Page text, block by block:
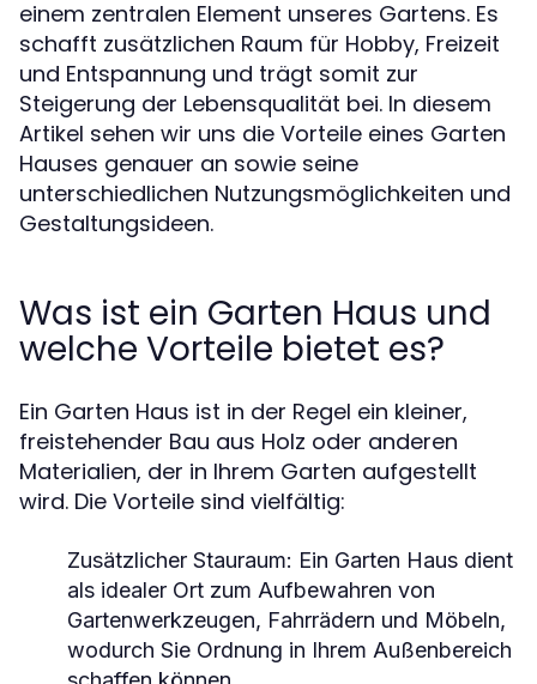
einem zentralen Element unseres Gartens. Es
schafft zusätzlichen Raum für Hobby, Freizeit
und Entspannung und trägt somit zur
Steigerung der Lebensqualität bei. In diesem
Artikel sehen wir uns die Vorteile eines Garten
Hauses genauer an sowie seine
unterschiedlichen Nutzungsmöglichkeiten und
Gestaltungsideen.
Was ist ein Garten Haus und
welche Vorteile bietet es?
Ein Garten Haus ist in der Regel ein kleiner,
freistehender Bau aus Holz oder anderen
Materialien, der in Ihrem Garten aufgestellt
wird. Die Vorteile sind vielfältig:
Zusätzlicher Stauraum: Ein Garten Haus dient
als idealer Ort zum Aufbewahren von
Gartenwerkzeugen, Fahrrädern und Möbeln,
wodurch Sie Ordnung in Ihrem Außenbereich